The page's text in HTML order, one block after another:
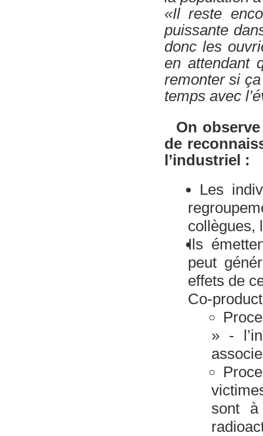
«Il reste
puissante
donc les
en attendant
remonter si
temps avec
On
de
l’industriel :
Les
collègues,
Ils
peut
effets de
Co-
» -
sont à